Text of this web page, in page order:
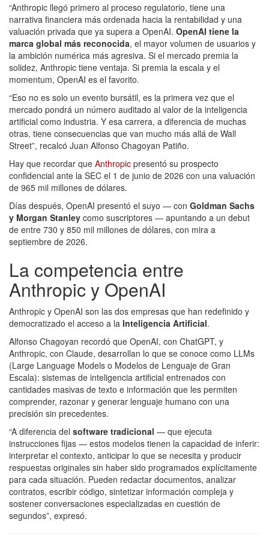
“Anthropic llegó primero al proceso regulatorio, tiene una
narrativa financiera más ordenada hacia la rentabilidad y una
valuación privada que ya supera a OpenAI. OpenAI tiene la
marca global más reconocida, el mayor volumen de usuarios y
la ambición numérica más agresiva. Si el mercado premia la
solidez, Anthropic tiene ventaja. Si premia la escala y el
momentum, OpenAI es el favorito.
“Eso no es solo un evento bursátil, es la primera vez que el
mercado pondrá un número auditado al valor de la inteligencia
artificial como industria. Y esa carrera, a diferencia de muchas
otras, tiene consecuencias que van mucho más allá de Wall
Street”, recalcó Juan Alfonso Chagoyan Patiño.
Hay que recordar que Anthropic presentó su prospecto
confidencial ante la SEC el 1 de junio de 2026 con una valuación
de 965 mil millones de dólares.
Días después, OpenAI presentó el suyo — con Goldman Sachs
y Morgan Stanley como suscriptores — apuntando a un debut
de entre 730 y 850 mil millones de dólares, con mira a
septiembre de 2026.
La competencia entre
Anthropic y OpenAI
Anthropic y OpenAI son las dos empresas que han redefinido y
democratizado el acceso a la Inteligencia Artificial.
Alfonso Chagoyan recordó que OpenAI, con ChatGPT, y
Anthropic, con Claude, desarrollan lo que se conoce como LLMs
(Large Language Models o Modelos de Lenguaje de Gran
Escala): sistemas de inteligencia artificial entrenados con
cantidades masivas de texto e información que les permiten
comprender, razonar y generar lenguaje humano con una
precisión sin precedentes.
“A diferencia del software tradicional — que ejecuta
instrucciones fijas — estos modelos tienen la capacidad de inferir:
interpretar el contexto, anticipar lo que se necesita y producir
respuestas originales sin haber sido programados explícitamente
para cada situación. Pueden redactar documentos, analizar
contratos, escribir código, sintetizar información compleja y
sostener conversaciones especializadas en cuestión de
segundos”, expresó.